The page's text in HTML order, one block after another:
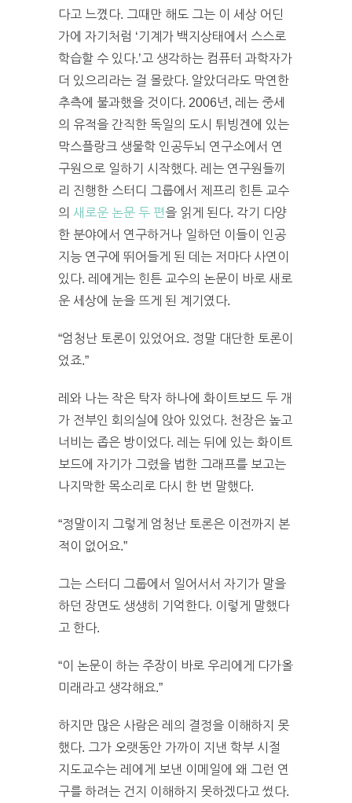
다고 느꼈다. 그때만 해도 그는 이 세상 어딘
가에 자기처럼 ‘기계가 백지상태에서 스스로
학습할 수 있다.’고 생각하는 컴퓨터 과학자가
더 있으리라는 걸 몰랐다. 알았더라도 막연한
추측에 불과했을 것이다. 2006년, 레는 중세
의 유적을 간직한 독일의 도시 튀빙겐에 있는
막스플랑크 생물학 인공두뇌 연구소에서 연
구원으로 일하기 시작했다. 레는 연구원들끼
리 진행한 스터디 그룹에서 제프리 힌튼 교수
의 새로운 논문 두 편을 읽게 된다. 각기 다양
한 분야에서 연구하거나 일하던 이들이 인공
지능 연구에 뛰어들게 된 데는 저마다 사연이
있다. 레에게는 힌튼 교수의 논문이 바로 새로
운 세상에 눈을 뜨게 된 계기였다.
“엄청난 토론이 있었어요. 정말 대단한 토론이
었죠.”
레와 나는 작은 탁자 하나에 화이트보드 두 개
가 전부인 회의실에 앉아 있었다. 천장은 높고
너비는 좁은 방이었다. 레는 뒤에 있는 화이트
보드에 자기가 그렸을 법한 그래프를 보고는
나지막한 목소리로 다시 한 번 말했다.
“정말이지 그렇게 엄청난 토론은 이전까지 본
적이 없어요.”
그는 스터디 그룹에서 일어서서 자기가 말을
하던 장면도 생생히 기억한다. 이렇게 말했다
고 한다.
“이 논문이 하는 주장이 바로 우리에게 다가올
미래라고 생각해요.”
하지만 많은 사람은 레의 결정을 이해하지 못
했다. 그가 오랫동안 가까이 지낸 학부 시절
지도교수는 레에게 보낸 이메일에 왜 그런 연
구를 하려는 건지 이해하지 못하겠다고 썼다.